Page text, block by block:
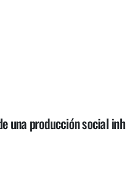
una producción social